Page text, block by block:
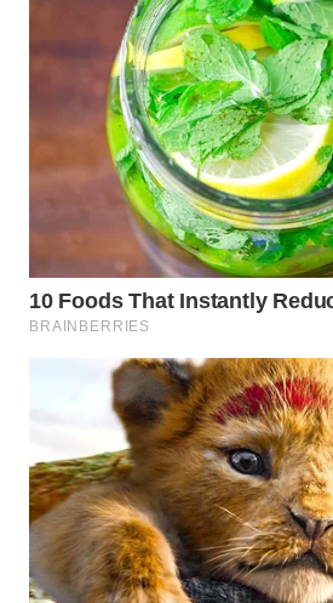
INDRAMAYU
KUNINGAN
MAJALENGKA
WN
SUKABUMI
WN
PURWAKARTA
WN